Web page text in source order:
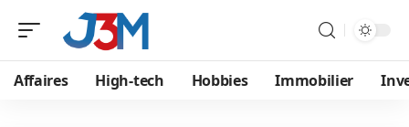
Affaires High-tech Hobbies Immobilier